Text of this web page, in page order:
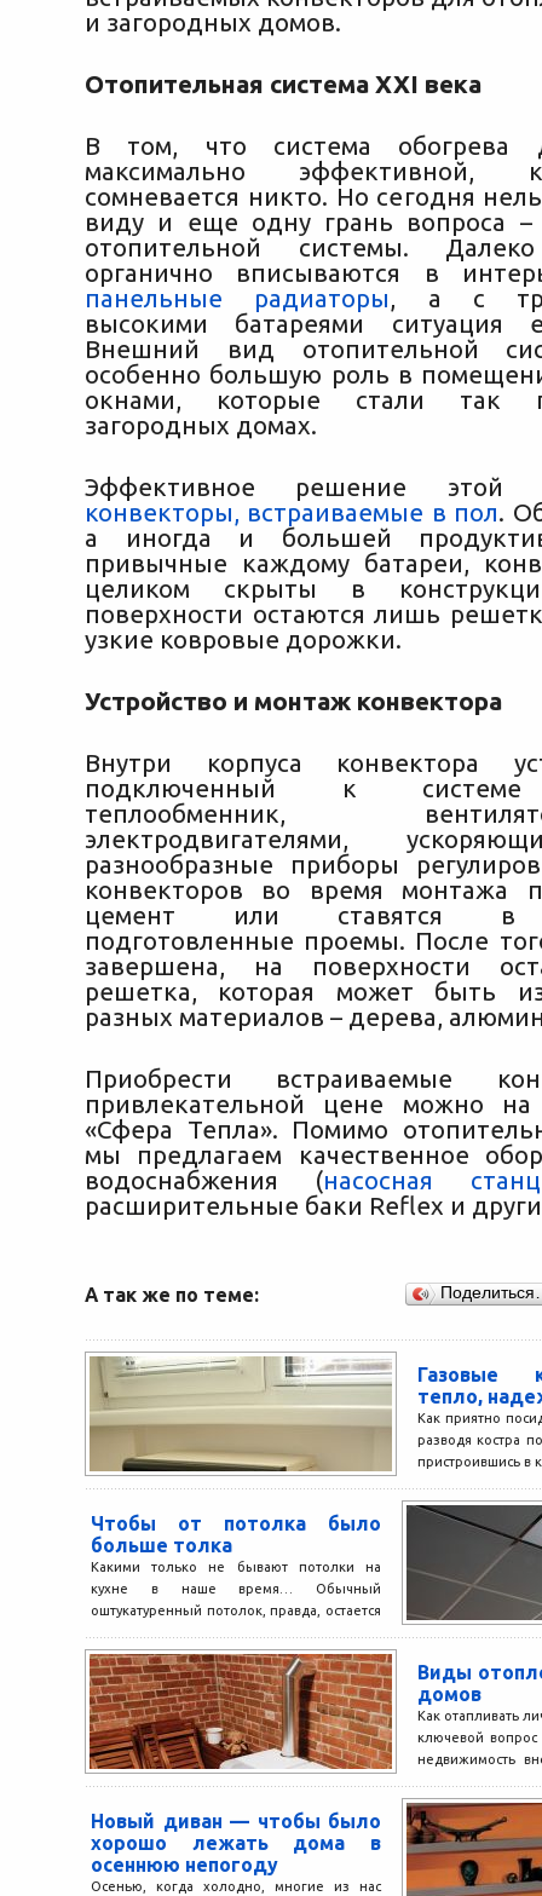
и загородных домов.
Отопительная система XXI века
В том, что система обогрева
максимально эффективной,
сомневается никто. Но сегодня
виду и еще одну грань вопроса
отопительной системы.
органично вписываются в
панельные радиаторы, а с
высокими батареями ситуация
Внешний вид отопительной
особенно большую роль в
окнами, которые стали так
загородных домах.
Эффективное решение этой
конвекторы, встраиваемые в пол.
а иногда и большей
привычные каждому батареи,
целиком скрыты в
поверхности остаются лишь
узкие ковровые дорожки.
Устройство и монтаж конвектора
Внутри корпуса конвектора
подключенный к системе
теплообменник,
электродвигателями,
разнообразные приборы
конвекторов во время монтажа
цемент или ставятся в
подготовленные проемы. После
завершена, на поверхности
решетка, которая может быть
разных материалов – дерева,
Приобрести встраиваемые
привлекательной цене можно
«Сфера Тепла». Помимо
мы предлагаем качественное
водоснабжения (насосная
расширительные баки Reflex и
А так же по теме:
Газовые
тепло,
Как приятно
разводя костра
пристроившись в
Чтобы от потолка было
больше толка
Какими только не бывают потолки на
кухне в наше время… Обычный
оштукатуренный потолок, правда, остается
Виды
домов
Как отапливать
ключевой
недвижимость
Новый диван — чтобы было
хорошо лежать дома в
осеннюю непогоду
Осенью, когда холодно, многие из нас